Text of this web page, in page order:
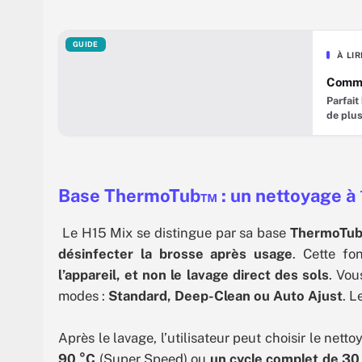
GUIDE
À
Parfait
de
Base ThermoTub™ : un nettoyage
Le H15 Mix se distingue par sa base
désinfecter la brosse après usage. Cette
l’appareil, et non le lavage direct des sols.
modes : Standard, Deep-Clean ou Auto Ajust.
Après le lavage, l’utilisateur peut choisir le
90 °C (Super Speed) ou un cycle complet de